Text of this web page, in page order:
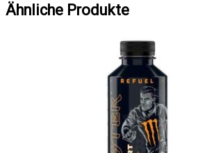
Ähnliche Produkte